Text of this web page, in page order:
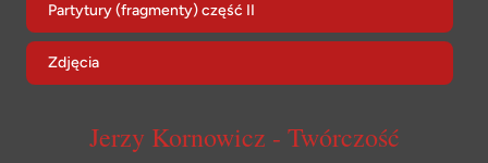
Partytury (fragmenty) część II
Zdjęcia
Jerzy Kornowicz - Twórczość